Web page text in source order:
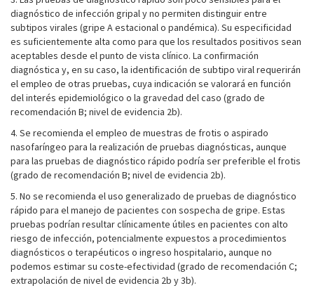
diagnóstico de infección gripal y no permiten distinguir entre
subtipos virales (gripe A estacional o pandémica). Su especificidad
es suficientemente alta como para que los resultados positivos sean
aceptables desde el punto de vista clínico. La confirmación
diagnóstica y, en su caso, la identificación de subtipo viral requerirán
el empleo de otras pruebas, cuya indicación se valorará en función
del interés epidemiológico o la gravedad del caso (grado de
recomendación B; nivel de evidencia 2b).
4. Se recomienda el empleo de muestras de frotis o aspirado
nasofaríngeo para la realización de pruebas diagnósticas, aunque
para las pruebas de diagnóstico rápido podría ser preferible el frotis
(grado de recomendación B; nivel de evidencia 2b).
5. No se recomienda el uso generalizado de pruebas de diagnóstico
rápido para el manejo de pacientes con sospecha de gripe. Estas
pruebas podrían resultar clínicamente útiles en pacientes con alto
riesgo de infección, potencialmente expuestos a procedimientos
diagnósticos o terapéuticos o ingreso hospitalario, aunque no
podemos estimar su coste-efectividad (grado de recomendación C;
extrapolación de nivel de evidencia 2b y 3b).